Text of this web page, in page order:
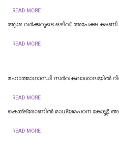
READ MORE
ആശ വര്‍ക്കറുടെ ഒഴിവ്; അപേക്ഷ
READ MORE
മഹാത്മാഗാന്ധി സര്‍വകലാശാലയില്‍
READ MORE
കെല്‍ട്രോണില്‍ മാധ്യമപഠന കോഴ്സ്;
READ MORE